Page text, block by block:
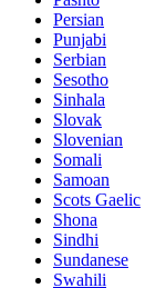
Persian
Punjabi
Serbian
Sesotho
Sinhala
Slovak
Slovenian
Somali
Samoan
Scots Gaelic
Shona
Sindhi
Sundanese
Swahili